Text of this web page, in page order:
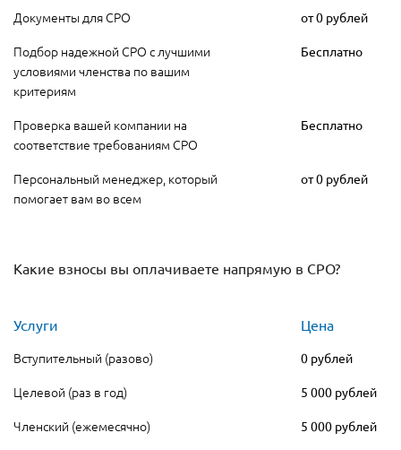
Документы для СРО от 0 рублей
Подбор надежной СРО с лучшими
условиями членства по вашим
критериям
Бесплатно
Проверка вашей компании на
соответствие требованиям СРО
Бесплатно
Персональный менеджер, который
помогает вам во всем
от 0 рублей
Какие взносы вы оплачиваете напрямую в СРО?
Услуги
Цена
Вступительный (разово)
0 рублей
Целевой (раз в год) 5 000 рублей
Членский (ежемесячно) 5 000 рублей